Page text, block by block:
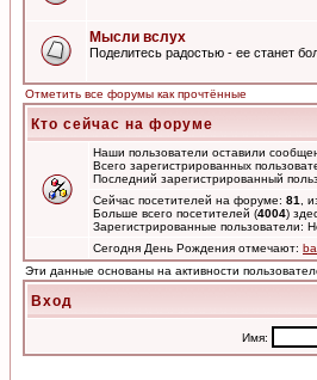
Мысли вслух
Поделитесь радостью - ее станет
Отметить все форумы как прочтённые
Кто сейчас на форуме
Наши пользователи оставили
Всего зарегистрированных
Последний зарегистрированный
Сейчас посетителей на форуме: 81
,
Больше всего посетителей (4004)
Зарегистрированные пользователи:
Сегодня День Рождения отмечают:
Эти данные основаны на активности
Вход
Имя: